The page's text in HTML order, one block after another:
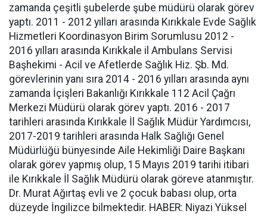
zamanda çeşitli şubelerde şube müdürü olarak görev
yaptı. 2011 - 2012 yılları arasında Kırıkkale Evde Sağlık
Hizmetleri Koordinasyon Birim Sorumlusu 2012 -
2016 yılları arasında Kırıkkale il Ambulans Servisi
Başhekimi - Acil ve Afetlerde Sağlık Hiz. Şb. Md.
görevlerinin yanı sıra 2014 - 2016 yılları arasında aynı
zamanda İçişleri Bakanlığı Kırıkkale 112 Acil Çağrı
Merkezi Müdürü olarak görev yaptı. 2016 - 2017
tarihleri arasında Kırıkkale İl Sağlık Müdür Yardımcısı,
2017-2019 tarihleri arasında Halk Sağlığı Genel
Müdürlüğü bünyesinde Aile Hekimliği Daire Başkanı
olarak görev yapmış olup, 15 Mayıs 2019 tarihi itibari
ile Kırıkkale İl Sağlık Müdürü olarak göreve atanmıştır.
Dr. Murat Ağırtaş evli ve 2 çocuk babası olup, orta
düzeyde İngilizce bilmektedir. HABER: Niyazi Yüksel